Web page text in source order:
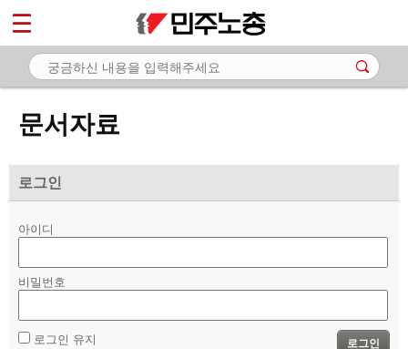
문서자료
로그인
아이디
비밀번호
로그인 유지 로그인
마이페이지
소개
노동상담
자료
- 미디어자료
- 카드뉴스